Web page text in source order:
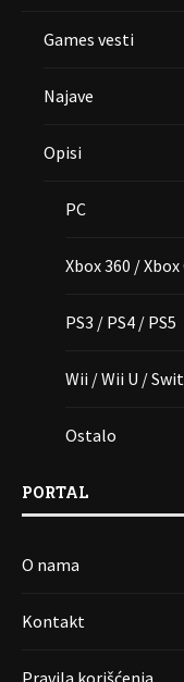
Games vesti
Najave
Opisi
PC
Xbox 360 / Xbox
PS3 / PS4 / PS5
Wii / Wii U /
Ostalo
PORTAL
O nama
Kontakt